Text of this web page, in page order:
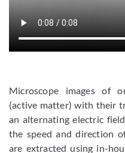
Microscope images of
(active matter) with their
an alternating electric
the speed and direction
are extracted using in-